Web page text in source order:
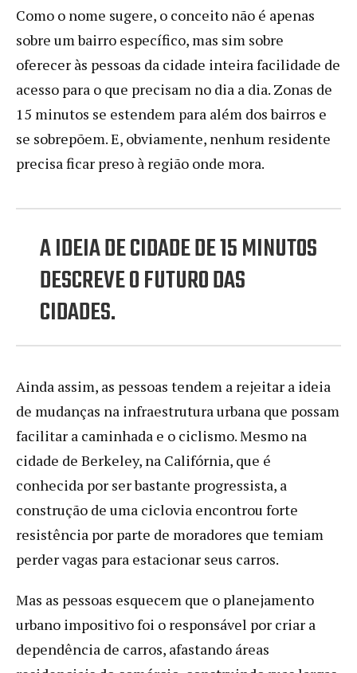
Como o nome sugere, o conceito não é apenas
sobre um bairro específico, mas sim sobre
oferecer às pessoas da cidade inteira facilidade de
acesso para o que precisam no dia a dia. Zonas de
15 minutos se estendem para além dos bairros e
se sobrepõem. E, obviamente, nenhum residente
precisa ficar preso à região onde mora.
A IDEIA DE CIDADE DE 15 MINUTOS
DESCREVE O FUTURO DAS
CIDADES.
Ainda assim, as pessoas tendem a rejeitar a ideia
de mudanças na infraestrutura urbana que possam
facilitar a caminhada e o ciclismo. Mesmo na
cidade de Berkeley, na Califórnia, que é
conhecida por ser bastante progressista, a
construção de uma ciclovia encontrou forte
resistência por parte de moradores que temiam
perder vagas para estacionar seus carros.
Mas as pessoas esquecem que o planejamento
urbano impositivo foi o responsável por criar a
dependência de carros, afastando áreas